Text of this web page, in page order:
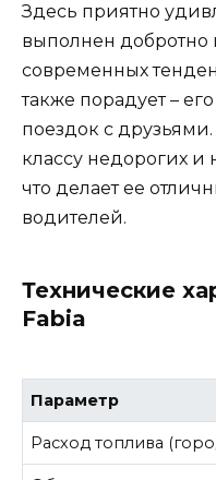
Здесь приятно
выполнен добротно
современных
также порадует –
поездок с друзьями.
классу недорогих
что делает ее
водителей.
Технические
Fabia
Параметр
Расход топлива